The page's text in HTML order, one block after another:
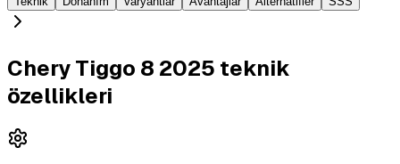
Chery Tiggo 8 2025 teknik
özellikleri